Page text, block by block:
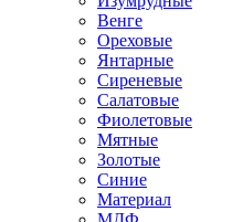
Венге
Ореховые
Янтарные
Сиреневые
Салатовые
Фиолетовые
Мятные
Золотые
Синие
Материал